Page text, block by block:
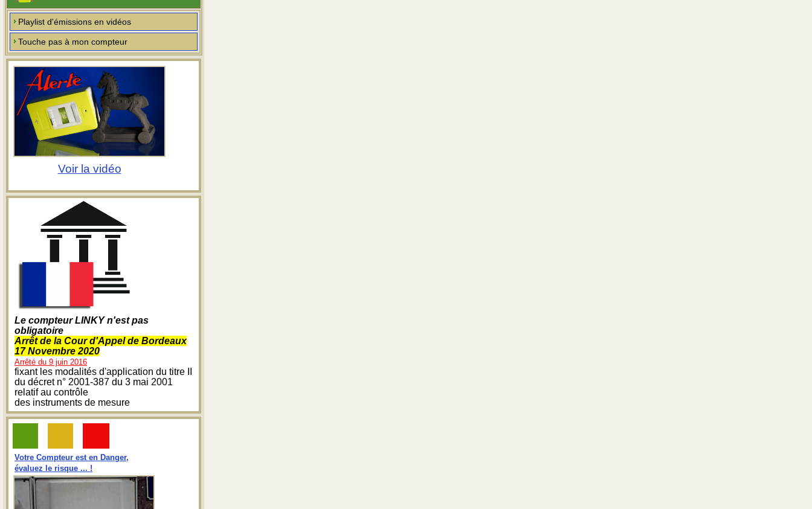
Playlist d'émissions en vidéos
Touche pas à mon compteur
Voir la vidéo
Le compteur LINKY n'est pas
obligatoire
Arrêt de la Cour d'Appel de Bordeaux
17 Novembre 2020
Arrêté du 9 juin 2016
fixant les modalités d'application du titre II
du décret n° 2001-387 du 3 mai 2001
relatif au contrôle
des instruments de mesure
Votre Compteur est en Danger,
évaluez le risque ... !